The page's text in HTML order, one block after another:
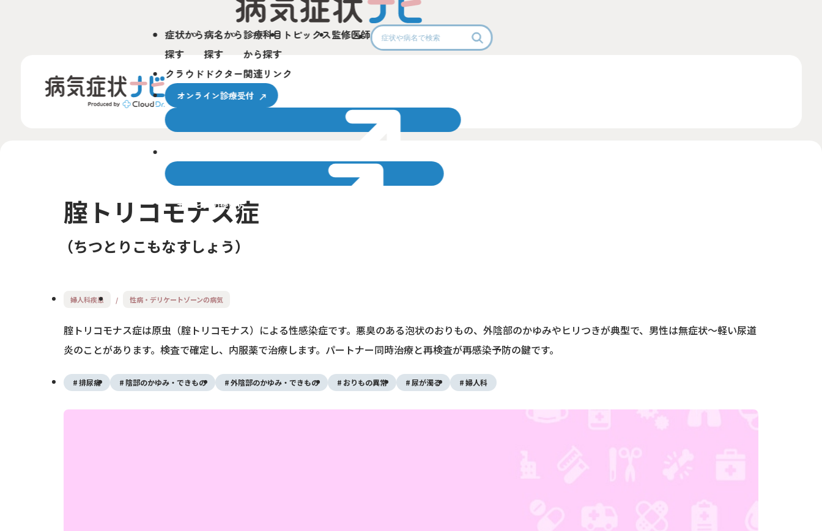
症状から
探す
病名から
探す
診療科目
から探す
トピックス監修医師
クラウドドクター関連リンク
オンライン診療受付
サービスの使い方
腟トリコモナス症
ちつとりこもなすしょう
婦人科疾患 性病・デリケートゾーンの病気
腟トリコモナス症は原虫（腟トリコモナス）による性感染症です。悪臭のある泡状のおりもの、外陰部のかゆみやヒリつきが典型で、男性は無症状〜軽い尿道
炎のことがあります。検査で確定し、内服薬で治療します。パートナー同時治療と再検査が再感染予防の鍵です。
排尿痛 陰部のかゆみ・できもの 外陰部のかゆみ・できもの おりもの異常 尿が濁る 婦人科